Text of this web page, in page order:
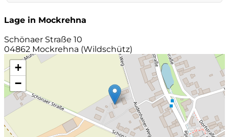
Lage in Mockrehna
Schönaer Straße 10
04862 Mockrehna (Wildschütz)
+
−